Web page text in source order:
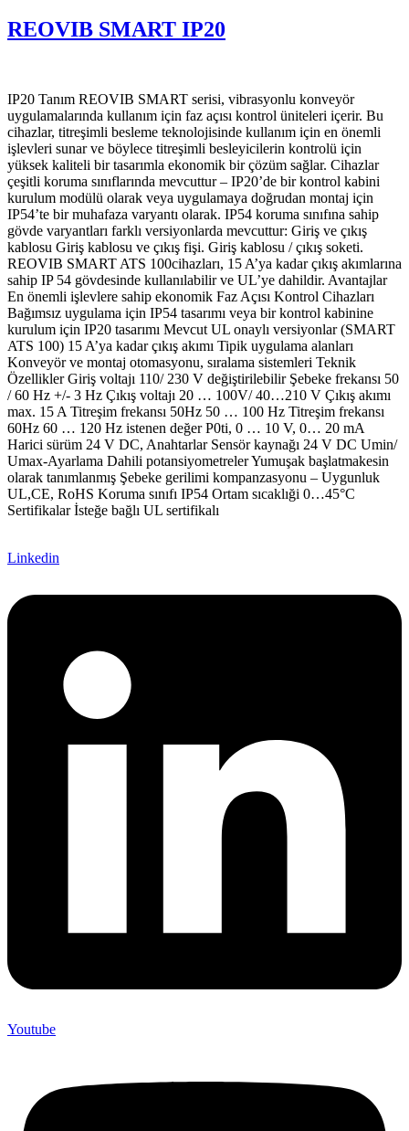
REOVIB SMART IP20
IP20 Tanım REOVIB SMART serisi, vibrasyonlu konveyör
uygulamalarında kullanım için faz açısı kontrol üniteleri içerir. Bu
cihazlar, titreşimli besleme teknolojisinde kullanım için en önemli
işlevleri sunar ve böylece titreşimli besleyicilerin kontrolü için
yüksek kaliteli bir tasarımla ekonomik bir çözüm sağlar. Cihazlar
çeşitli koruma sınıflarında mevcuttur – IP20’de bir kontrol kabini
kurulum modülü olarak veya uygulamaya doğrudan montaj için
IP54’te bir muhafaza varyantı olarak. IP54 koruma sınıfına sahip
gövde varyantları farklı versiyonlarda mevcuttur: Giriş ve çıkış
kablosu Giriş kablosu ve çıkış fişi. Giriş kablosu / çıkış soketi.
REOVIB SMART ATS 100cihazları, 15 A’ya kadar çıkış akımlarına
sahip IP 54 gövdesinde kullanılabilir ve UL’ye dahildir. Avantajlar
En önemli işlevlere sahip ekonomik Faz Açısı Kontrol Cihazları
Bağımsız uygulama için IP54 tasarımı veya bir kontrol kabinine
kurulum için IP20 tasarımı Mevcut UL onaylı versiyonlar (SMART
ATS 100) 15 A’ya kadar çıkış akımı Tipik uygulama alanları
Konveyör ve montaj otomasyonu, sıralama sistemleri Teknik
Özellikler Giriş voltajı 110/ 230 V değiştirilebilir Şebeke frekansı 50
/ 60 Hz +/- 3 Hz Çıkış voltajı 20 … 100V/ 40…210 V Çıkış akımı
max. 15 A Titreşim frekansı 50Hz 50 … 100 Hz Titreşim frekansı
60Hz 60 … 120 Hz istenen değer P0ti, 0 … 10 V, 0… 20 mA
Harici sürüm 24 V DC, Anahtarlar Sensör kaynağı 24 V DC Umin/
Umax-Ayarlama Dahili potansiyometreler Yumuşak başlatmakesin
olarak tanımlanmış Şebeke gerilimi kompanzasyonu – Uygunluk
UL,CE, RoHS Koruma sınıfı IP54 Ortam sıcaklıği 0…45°C
Sertifikalar İsteğe bağlı UL sertifikalı
Linkedin
Youtube